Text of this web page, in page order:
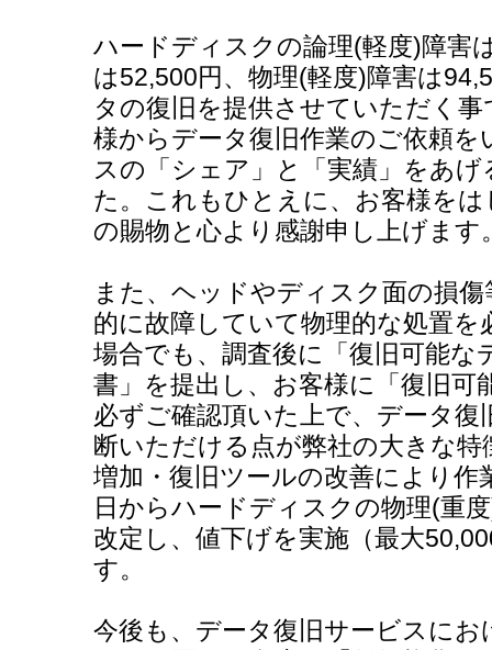
ハードディスクの論理(軽度)障害
は52,500円、物理(軽度)障害は
タの復旧を提供させていただく
様からデータ復旧作業のご依頼
スの「シェア」と「実績」をあ
た。これもひとえに、お客様を
の賜物と心より感謝申し上げます
また、ヘッドやディスク面の損
的に故障していて物理的な処置
場合でも、調査後に「復旧可能な
書」を提出し、お客様に「復旧可
必ずご確認頂いた上で、データ
断いただける点が弊社の大きな
増加・復旧ツールの改善により作
日からハードディスクの物理(重
改定し、値下げを実施（最大
す。
今後も、データ復旧サービスにお